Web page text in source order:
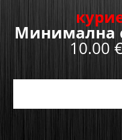
Минимална
10.00